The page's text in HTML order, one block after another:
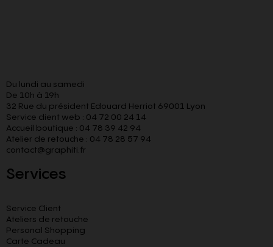
Du lundi au samedi
De 10h à 19h
32 Rue du président Edouard Herriot 69001 Lyon
Service client web : 04 72 00 24 14
Accueil boutique : 04 78 39 42 94
Atelier de retouche : 04 78 28 57 94
contact@graphiti.fr
Services
Service Client
Ateliers de retouche
Personal Shopping
Carte Cadeau